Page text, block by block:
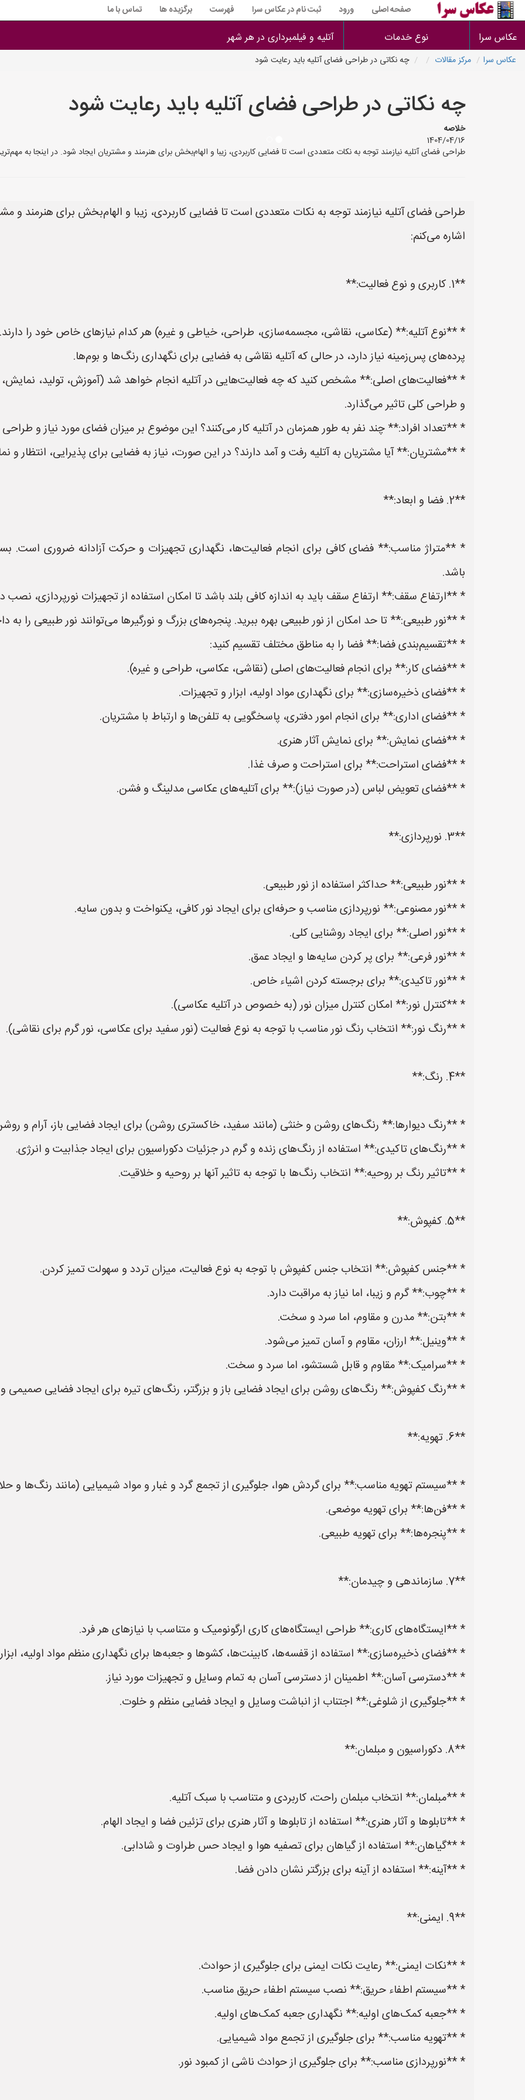
صفحه اصلی ورود ثبت نام در عکاس سرا فهرست برگزیده ها تماس با ما
عکاس سرا نوع خدمات آتلیه و فیلمبرداری در هر شهر
عکاس سرا مرکز مقالات چه نکاتی در طراحی فضای آتلیه باید رعایت شود
چه نکاتی در طراحی فضای آتلیه باید رعایت شود
خلاصه
1404/04/16
طراحی فضای آتلیه نیازمند توجه به نکات متعددی است تا فضایی کاربردی، زیبا و الهام‌بخش برای هنرمند و مشتریان ایجاد شود. در اینجا به مهم‌ترین این
طراحی فضای آتلیه نیازمند توجه به نکات متعددی است تا فضایی کاربردی، زیبا و الهام‌بخش برای هنرمند و
اشاره می‌کنم:
**1. کاربری و نوع فعالیت:**
* **نوع آتلیه:** (عکاسی، نقاشی، مجسمه‌سازی، طراحی، خیاطی و غیره) هر کدام نیازهای خاص خود را دارند.
پرده‌های پس‌زمینه نیاز دارد، در حالی که آتلیه نقاشی به فضایی برای نگهداری رنگ‌ها و بوم‌ها.
* **فعالیت‌های اصلی:** مشخص کنید که چه فعالیت‌هایی در آتلیه انجام خواهد شد (آموزش، تولید،
و طراحی کلی تاثیر می‌گذارد.
* **تعداد افراد:** چند نفر به طور همزمان در آتلیه کار می‌کنند؟ این موضوع بر میزان فضای مورد نیاز و طراحی
* **مشتریان:** آیا مشتریان به آتلیه رفت و آمد دارند؟ در این صورت، نیاز به فضایی برای پذیرایی، انتظار و
**2. فضا و ابعاد:**
* **متراژ مناسب:** فضای کافی برای انجام فعالیت‌ها، نگهداری تجهیزات و حرکت آزادانه ضروری است.
باشد.
* **ارتفاع سقف:** ارتفاع سقف باید به اندازه کافی بلند باشد تا امکان استفاده از تجهیزات نورپردازی،
* **نور طبیعی:** تا حد امکان از نور طبیعی بهره ببرید. پنجره‌های بزرگ و نورگیرها می‌توانند نور طبیعی را به
* **تقسیم‌بندی فضا:** فضا را به مناطق مختلف تقسیم کنید:
* **فضای کار:** برای انجام فعالیت‌های اصلی (نقاشی، عکاسی، طراحی و غیره).
* **فضای ذخیره‌سازی:** برای نگهداری مواد اولیه، ابزار و تجهیزات.
* **فضای اداری:** برای انجام امور دفتری، پاسخگویی به تلفن‌ها و ارتباط با مشتریان.
* **فضای نمایش:** برای نمایش آثار هنری.
* **فضای استراحت:** برای استراحت و صرف غذا.
* **فضای تعویض لباس (در صورت نیاز):** برای آتلیه‌های عکاسی مدلینگ و فشن.
**3. نورپردازی:**
* **نور طبیعی:** حداکثر استفاده از نور طبیعی.
* **نور مصنوعی:** نورپردازی مناسب و حرفه‌ای برای ایجاد نور کافی، یکنواخت و بدون سایه.
* **نور اصلی:** برای ایجاد روشنایی کلی.
* **نور فرعی:** برای پر کردن سایه‌ها و ایجاد عمق.
* **نور تاکیدی:** برای برجسته کردن اشیاء خاص.
* **کنترل نور:** امکان کنترل میزان نور (به خصوص در آتلیه عکاسی).
* **رنگ نور:** انتخاب رنگ نور مناسب با توجه به نوع فعالیت (نور سفید برای عکاسی، نور گرم برای نقاشی).
**4. رنگ:**
* **رنگ دیوارها:** رنگ‌های روشن و خنثی (مانند سفید، خاکستری روشن) برای ایجاد فضایی باز، آرام و
* **رنگ‌های تاکیدی:** استفاده از رنگ‌های زنده و گرم در جزئیات دکوراسیون برای ایجاد جذابیت و انرژی.
* **تاثیر رنگ بر روحیه:** انتخاب رنگ‌ها با توجه به تاثیر آنها بر روحیه و خلاقیت.
**5. کفپوش:**
* **جنس کفپوش:** انتخاب جنس کفپوش با توجه به نوع فعالیت، میزان تردد و سهولت تمیز کردن.
* **چوب:** گرم و زیبا، اما نیاز به مراقبت دارد.
* **بتن:** مدرن و مقاوم، اما سرد و سخت.
* **وینیل:** ارزان، مقاوم و آسان تمیز می‌شود.
* **سرامیک:** مقاوم و قابل شستشو، اما سرد و سخت.
* **رنگ کفپوش:** رنگ‌های روشن برای ایجاد فضایی باز و بزرگتر، رنگ‌های تیره برای ایجاد فضایی صمیمی
**6. تهویه:**
* **سیستم تهویه مناسب:** برای گردش هوا، جلوگیری از تجمع گرد و غبار و مواد شیمیایی (مانند رنگ‌ها و
* **فن‌ها:** برای تهویه موضعی.
* **پنجره‌ها:** برای تهویه طبیعی.
**7. سازماندهی و چیدمان:**
* **ایستگاه‌های کاری:** طراحی ایستگاه‌های کاری ارگونومیک و متناسب با نیازهای هر فرد.
* **فضای ذخیره‌سازی:** استفاده از قفسه‌ها، کابینت‌ها، کشوها و جعبه‌ها برای نگهداری منظم مواد اولیه،
* **دسترسی آسان:** اطمینان از دسترسی آسان به تمام وسایل و تجهیزات مورد نیاز.
* **جلوگیری از شلوغی:** اجتناب از انباشت وسایل و ایجاد فضایی منظم و خلوت.
**8. دکوراسیون و مبلمان:**
* **مبلمان:** انتخاب مبلمان راحت، کاربردی و متناسب با سبک آتلیه.
* **تابلوها و آثار هنری:** استفاده از تابلوها و آثار هنری برای تزئین فضا و ایجاد الهام.
* **گیاهان:** استفاده از گیاهان برای تصفیه هوا و ایجاد حس طراوت و شادابی.
* **آینه:** استفاده از آینه برای بزرگتر نشان دادن فضا.
**9. ایمنی:**
* **نکات ایمنی:** رعایت نکات ایمنی برای جلوگیری از حوادث.
* **سیستم اطفاء حریق:** نصب سیستم اطفاء حریق مناسب.
* **جعبه کمک‌های اولیه:** نگهداری جعبه کمک‌های اولیه.
* **تهویه مناسب:** برای جلوگیری از تجمع مواد شیمیایی.
* **نورپردازی مناسب:** برای جلوگیری از حوادث ناشی از کمبود نور.